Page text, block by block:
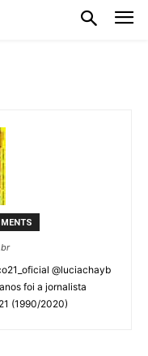
@luciachayb
foi a jornalista
(1990/2020)